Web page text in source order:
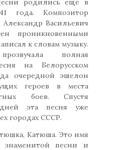
родились еще в
года. Композитор
Александр Васильевич
проникновенными
к словам музыку.
полная
на Белорусском
очередной эшелон
героев в места
боев. Спустя
эта песня уже
городах СССР.
Катюша. Это имя
знаменитой песни и